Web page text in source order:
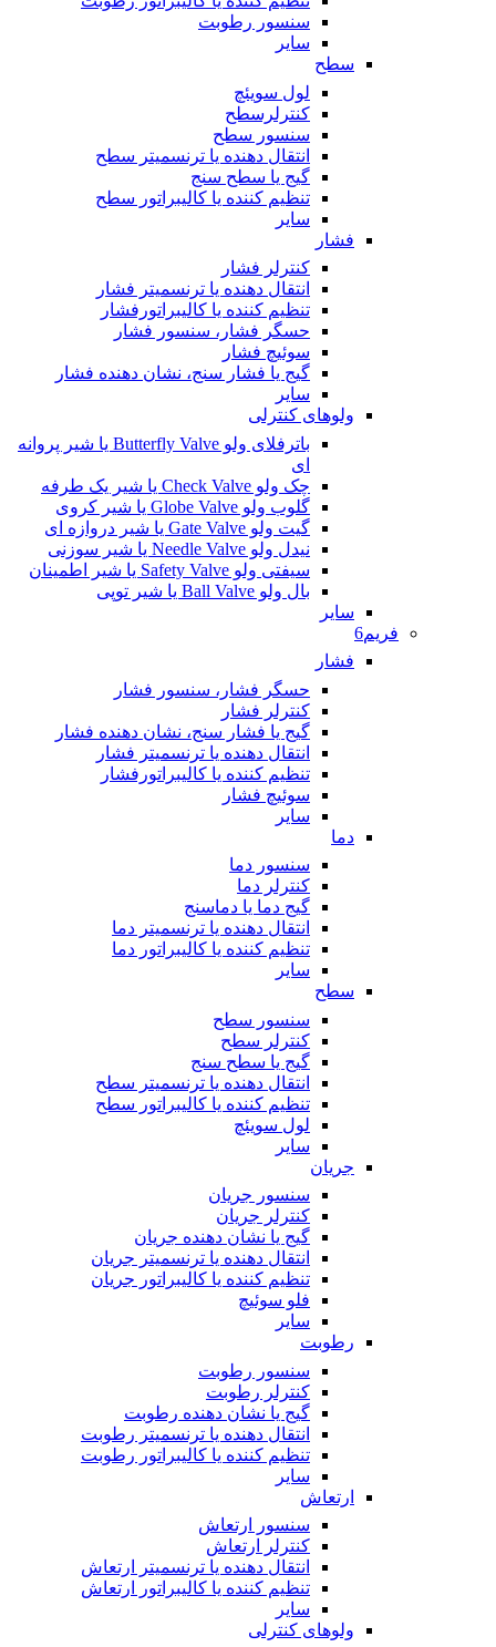
سنسور رطوبت
سایر
سطح
لول سویئچ
کنترلرسطح
سنسور سطح
انتقال دهنده یا ترنسمیتر سطح
گیج یا سطح سنج
تنظیم کننده یا کالیبراتور سطح
سایر
فشار
کنترلر فشار
انتقال دهنده یا ترنسمیتر فشار
تنظیم کننده یا کالیبراتورفشار
حسگر فشار، سنسور فشار
سوئیچ فشار
گیج یا فشار سنج، نشان دهنده فشار
سایر
ولوهای کنترلی
باترفلای ولو Butterfly Valve یا شیر پروانه
ای
چک ولو Check Valve یا شیر یک طرفه
گلوب ولو Globe Valve یا شیر کروی
گیت ولو Gate Valve یا شیر دروازه ای
نیدل ولو Needle Valve یا شیر سوزنی
سیفتی ولو Safety Valve یا شیر اطمینان
بال ولو Ball Valve یا شیر توپی
سایر
فریم6
فشار
حسگر فشار، سنسور فشار
کنترلر فشار
گیج یا فشار سنج، نشان دهنده فشار
انتقال دهنده یا ترنسمیتر فشار
تنظیم کننده یا کالیبراتورفشار
سوئیچ فشار
سایر
دما
سنسور دما
کنترلر دما
گیج دما یا دماسنج
انتقال دهنده یا ترنسمیتر دما
تنظیم کننده یا کالیبراتور دما
سایر
سطح
سنسور سطح
کنترلر سطح
گیج یا سطح سنج
انتقال دهنده یا ترنسمیتر سطح
تنظیم کننده یا کالیبراتور سطح
لول سویئچ
سایر
جریان
سنسور جریان
کنترلر جریان
گیج یا نشان دهنده جریان
انتقال دهنده یا ترنسمیتر جریان
تنظیم کننده یا کالیبراتور جریان
فلو سوئیچ
سایر
رطوبت
سنسور رطوبت
کنترلر رطوبت
گیج یا نشان دهنده رطوبت
انتقال دهنده یا ترنسمیتر رطوبت
تنظیم کننده یا کالیبراتور رطوبت
سایر
ارتعاش
سنسور ارتعاش
کنترلر ارتعاش
انتقال دهنده یا ترنسمیتر ارتعاش
تنظیم کننده یا کالیبراتور ارتعاش
سایر
ولوهای کنترلی